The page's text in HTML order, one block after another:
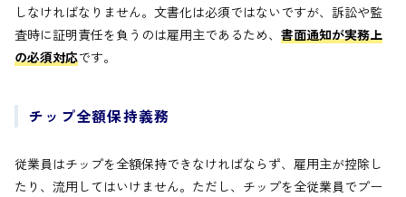
しなければなりません。文書化は必須ではないですが、訴訟や監
査時に証明責任を負うのは雇用主であるため、 書面通知が実務上
の必須対応です。
チップ全額保持義務
従業員はチップを全額保持できなければならず、雇用主が控除し
たり、流用してはいけません。ただし、チップを全従業員でプー